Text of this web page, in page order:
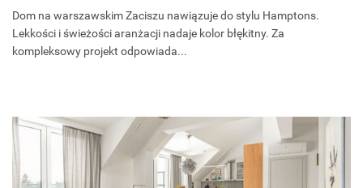
Dom na warszawskim Zaciszu nawiązuje do stylu Hamptons.
Lekkości i świeżości aranżacji nadaje kolor błękitny. Za
kompleksowy projekt odpowiada...